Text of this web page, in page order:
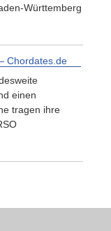
Württemberg
Chordates.de
einen
tragen ihre